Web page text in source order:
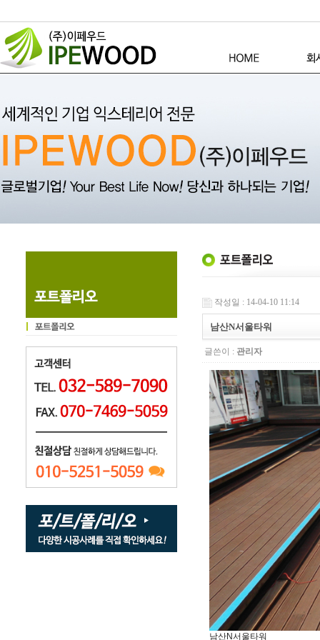
작성일 : 14-04-10 11:14
남산N서울타워
글쓴이 : 관리자
남산N서울타워